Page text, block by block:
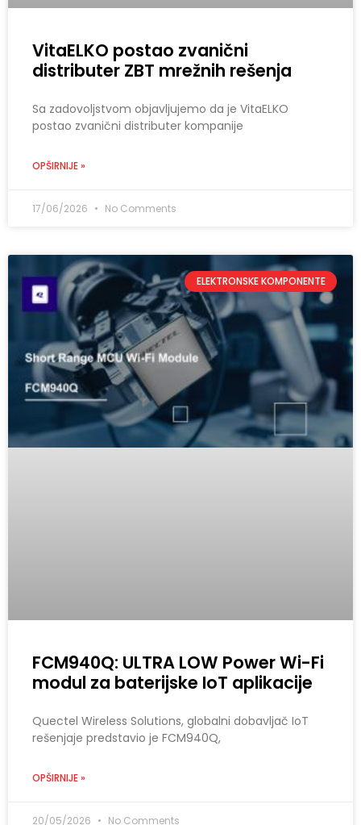
VitaELKO postao zvanični
distributer ZBT mrežnih rešenja
Sa zadovoljstvom objavljujemo da je VitaELKO
postao zvanični distributer kompanije
OPŠIRNIJE »
17/06/2026 No Comments
ELEKTRONSKE KOMPONENTE
FCM940Q: ULTRA LOW Power Wi-Fi
modul za baterijske IoT aplikacije
Quectel Wireless Solutions, globalni dobavljač IoT
rešenjaje predstavio je FCM940Q,
OPŠIRNIJE »
20/05/2026 No Comments